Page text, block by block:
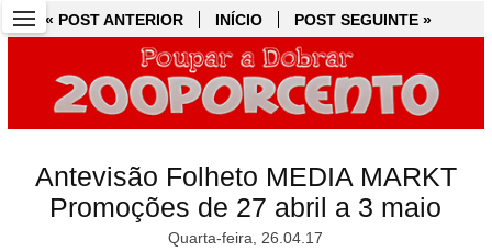
« POST ANTERIOR INÍCIO POST SEGUINTE »
Antevisão Folheto MEDIA MARKT
Promoções de 27 abril a 3 maio
Quarta-feira, 26.04.17
« POST ANTERIOR INÍCIO POST SEGUINTE »